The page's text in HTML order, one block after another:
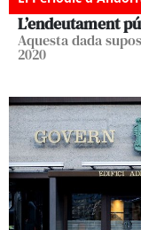
L’endeutament
Aquesta dada
2020